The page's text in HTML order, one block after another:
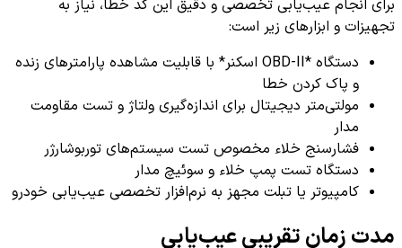
برای انجام عیب‌یابی تخصصی و دقیق این کد خطا، نیاز به
تجهیزات و ابزارهای زیر است:
دستگاه *OBD-II اسکنر* با قابلیت مشاهده پارامترهای زنده
و پاک کردن خطا
مولتی‌متر دیجیتال برای اندازه‌گیری ولتاژ و تست مقاومت
مدار
فشارسنج خلاء مخصوص تست سیستم‌های توربوشارژر
دستگاه تست پمپ خلاء و سوئیچ مدار
کامپیوتر یا تبلت مجهز به نرم‌افزار تخصصی عیب‌یابی خودرو
مدت زمان تقریبی عیب‌یابی